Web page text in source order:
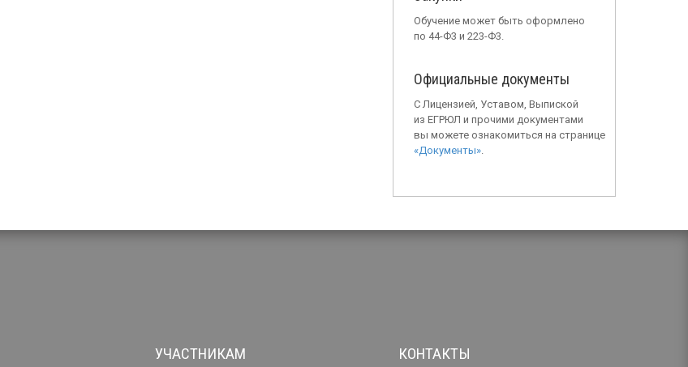
Обучение может быть оформлено
по 44-Ф3 и 223-Ф3.
Официальные документы
С Лицензией, Уставом, Выпиской
из ЕГРЮЛ и прочими документами
вы можете ознакомиться на странице
«Документы».
УЧАСТНИКАМ КОНТАКТЫ